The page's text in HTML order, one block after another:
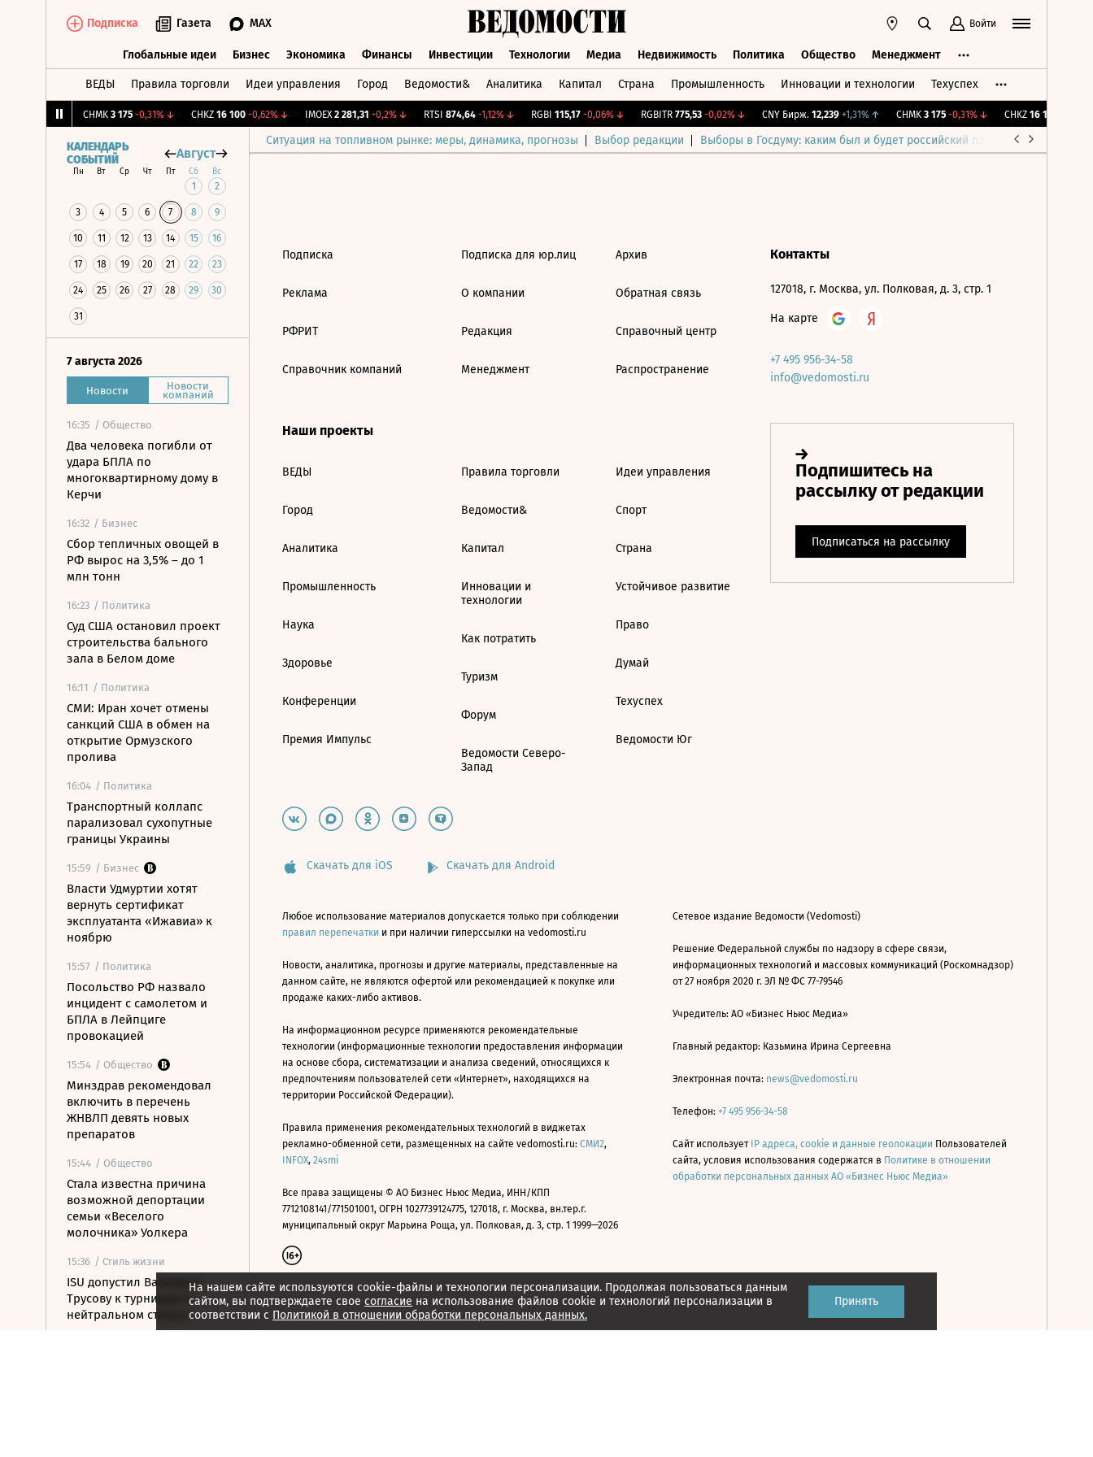
Подписка Газета MAX Войти
Глобальные идеи Бизнес Экономика Финансы Инвестиции Технологии Медиа Недвижимость Политика Общество Менеджмент
ВЕДЫ Правила торговли Идеи управления Город Ведомости& Аналитика Капитал Страна Промышленность Инновации и технологии Техуспех
CHMK 3 175 -0,31%↓ CHKZ 16 100 -0,62%↓ IMOEX 2 281,31 -0,2%↓ RTSI 874,64 -1,12%↓ RGBI 115,17 -0,06%↓ RGBITR 775,53 -0,02%↓ CNY Бирж. 12,239 +1,31%↑ CHMK 3 175 -0,31%↓ CHKZ 16 100
Ситуация на топливном рынке: меры, динамика, прогнозы Выбор редакции Выборы в Госдуму: каким был и будет российский парламент
КАЛЕНДАРЬ
СОБЫТИЙ
Август
Пн Вт Ср Чт Пт Сб Вс
1 2
3 4 5 6 7 8 9
10 11 12 13 14 15 16
17 18 19 20 21 22 23
24 25 26 27 28 29 30
31
7 августа 2026
Новости Новости
компаний
16:35 / Общество
Два человека погибли от
удара БПЛА по
многоквартирному дому в
Керчи
16:32 / Бизнес
Сбор тепличных овощей в
РФ вырос на 3,5% – до 1
млн тонн
16:23 / Политика
Суд США остановил проект
строительства бального
зала в Белом доме
16:11 / Политика
СМИ: Иран хочет отмены
санкций США в обмен на
открытие Ормузского
пролива
16:04 / Политика
Транспортный коллапс
парализовал сухопутные
границы Украины
15:59 / Бизнес
Власти Удмуртии хотят
вернуть сертификат
эксплуатанта «Ижавиа» к
ноябрю
15:57 / Политика
Посольство РФ назвало
инцидент с самолетом и
БПЛА в Лейпциге
провокацией
15:54 / Общество
Минздрав рекомендовал
включить в перечень
ЖНВЛП девять новых
препаратов
15:44 / Общество
Стала известна причина
возможной депортации
семьи «Веселого
молочника» Уолкера
15:36 / Стиль жизни
ISU допустил Валиеву и
Трусову к турнирам в
нейтральном статусе
На нашем сайте используются cookie-файлы и технологии персонализации. Продолжая пользоваться данным
сайтом, вы подтверждаете свое согласие на использование файлов cookie и технологий персонализации в
соответствии с Политикой в отношении обработки персональных данных.
Принять
Подписка
Реклама
РФРИТ
Справочник компаний
Подписка для юр.лиц
О компании
Редакция
Менеджмент
Архив
Обратная связь
Справочный центр
Распространение
Наши проекты
ВЕДЫ
Город
Аналитика
Промышленность
Наука
Здоровье
Конференции
Премия Импульс
Правила торговли
Ведомости&
Капитал
Инновации и
технологии
Как потратить
Туризм
Форум
Ведомости Северо-
Запад
Идеи управления
Спорт
Страна
Устойчивое развитие
Право
Думай
Техуспех
Ведомости Юг
Контакты
127018, г. Москва, ул. Полковая, д. 3, стр. 1
На карте
+7 495 956-34-58
info@vedomosti.ru
Скачать для iOS Скачать для Android
Любое использование материалов допускается только при соблюдении
правил перепечатки и при наличии гиперссылки на vedomosti.ru
Новости, аналитика, прогнозы и другие материалы, представленные на
данном сайте, не являются офертой или рекомендацией к покупке или
продаже каких-либо активов.
На информационном ресурсе применяются рекомендательные
технологии (информационные технологии предоставления информации
на основе сбора, систематизации и анализа сведений, относящихся к
предпочтениям пользователей сети «Интернет», находящихся на
территории Российской Федерации).
Правила применения рекомендательных технологий в виджетах
рекламно-обменной сети, размещенных на сайте vedomosti.ru: СМИ2,
INFOX, 24smi
Все права защищены © АО Бизнес Ньюс Медиа, ИНН/КПП
7712108141/771501001, ОГРН 1027739124775, 127018, г. Москва, вн.тер.г.
муниципальный округ Марьина Роща, ул. Полковая, д. 3, стр. 1 1999—2026
Сетевое издание Ведомости (Vedomosti)
Решение Федеральной службы по надзору в сфере связи,
информационных технологий и массовых коммуникаций (Роскомнадзор)
от 27 ноября 2020 г. ЭЛ № ФС 77-79546
Учредитель: АО «Бизнес Ньюс Медиа»
Главный редактор: Казьмина Ирина Сергеевна
Электронная почта: news@vedomosti.ru
Телефон: +7 495 956-34-58
Сайт использует IP адреса, cookie и данные геолокации Пользователей
сайта, условия использования содержатся в Политике в отношении
обработки персональных данных АО «Бизнес Ньюс Медиа»